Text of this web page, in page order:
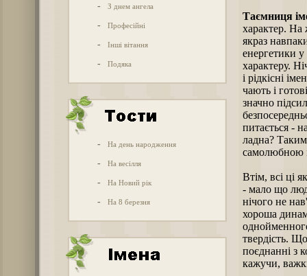
- З днем ангела
- Професійні
- Інші вітання
- Подяка
- На день народження
- На весілля
- На Новий рік
- На 8 березня
Таємниця
характер. На
якраз
енергетики у
характеру.
і рідкісні
чають і
значно
питається -
ладна?
самолюбною
Втім, всі ці
- мало що
нічого не
хороша
твердість.
поєднанні з
кажучи,